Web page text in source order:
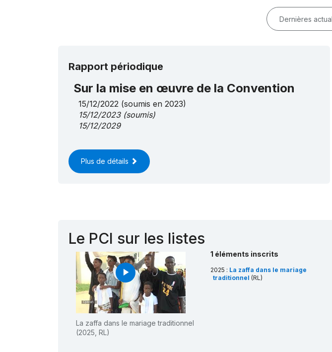
Dernières
Rapport périodique
Sur la mise en œuvre de la Convention
15/12/2022 (soumis en 2023)
15/12/2023(soumis)
15/12/2029
Plus de détails
Le PCI sur les listes
play_arrow
La zaffa dans le mariage traditionnel
(2025, RL)
1 éléments inscrits
2025 : La zaffa dans le mariage
traditionnel (RL)